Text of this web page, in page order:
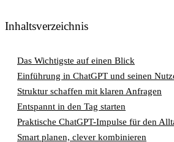
Inhaltsverzeichnis
Das Wichtigste auf einen Blick
Einführung in ChatGPT und seinen
Struktur schaffen mit klaren Anfragen
Entspannt in den Tag starten
Praktische ChatGPT-Impulse für den
Smart planen, clever kombinieren